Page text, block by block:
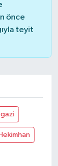
önce
teyit